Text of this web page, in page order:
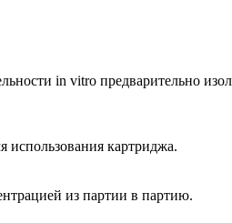
in vitro предварительно
картриджа.
из партии в партию.